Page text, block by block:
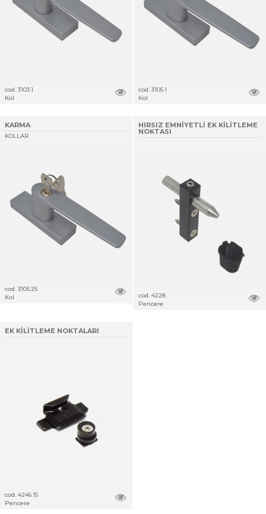
cod. 3103.1
Kol
cod. 3105.1
Kol
KARMA
KOLLAR
cod. 3105.25
Kol
HIRSIZ EMNİYETLİ EK KİLİTLEME
NOKTASI
cod. 4228
Pencere
EK KİLİTLEME NOKTALARI
cod. 4246.15
Pencere